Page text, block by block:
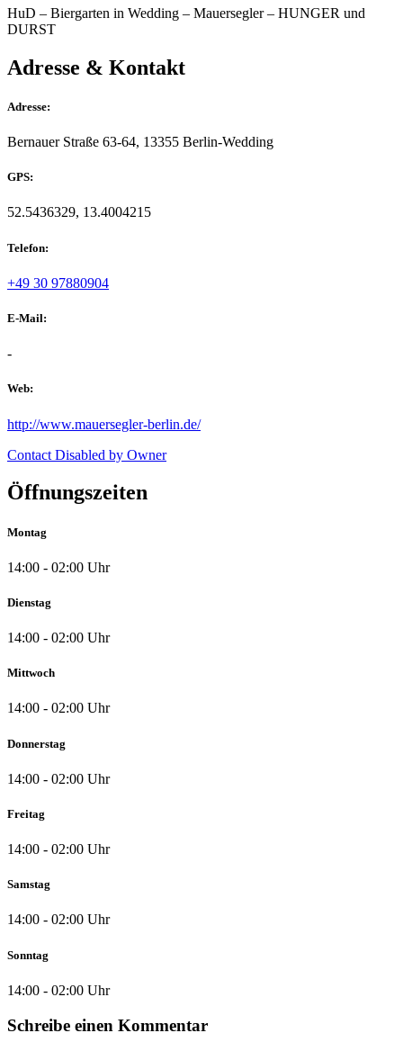
HuD – Biergarten in Wedding – Mauersegler – HUNGER und
DURST
Adresse & Kontakt
Adresse:
Bernauer Straße 63-64, 13355 Berlin-Wedding
GPS:
52.5436329, 13.4004215
Telefon:
+49 30 97880904
E-Mail:
-
Web:
http://www.mauersegler-berlin.de/
Contact Disabled by Owner
Öffnungszeiten
Montag
14:00 - 02:00 Uhr
Dienstag
14:00 - 02:00 Uhr
Mittwoch
14:00 - 02:00 Uhr
Donnerstag
14:00 - 02:00 Uhr
Freitag
14:00 - 02:00 Uhr
Samstag
14:00 - 02:00 Uhr
Sonntag
14:00 - 02:00 Uhr
Schreibe einen Kommentar